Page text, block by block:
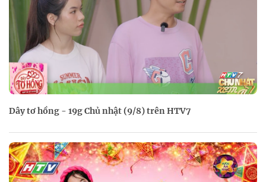
Dây tơ hồng - 19g Chủ nhật (9/8) trên HTV7